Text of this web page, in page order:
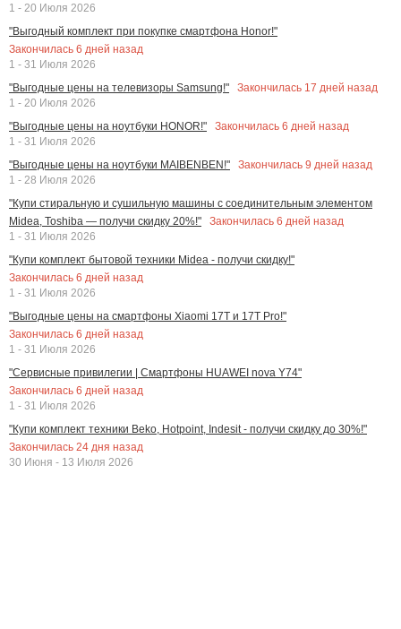
1 - 20 Июля 2026
"Выгодный комплект при покупке смартфона Honor!"
Закончилась 6 дней назад
1 - 31 Июля 2026
"Выгодные цены на телевизоры Samsung!"
Закончилась 17 дней назад
1 - 20 Июля 2026
"Выгодные цены на ноутбуки HONOR!"
Закончилась 6 дней назад
1 - 31 Июля 2026
"Выгодные цены на ноутбуки MAIBENBEN!"
Закончилась 9 дней назад
1 - 28 Июля 2026
"Купи стиральную и сушильную машины с соединительным элементом
Midea, Toshiba — получи скидку 20%!"
Закончилась 6 дней назад
1 - 31 Июля 2026
"Купи комплект бытовой техники Midea - получи скидку!"
Закончилась 6 дней назад
1 - 31 Июля 2026
"Выгодные цены на смартфоны Xiaomi 17T и 17T Pro!"
Закончилась 6 дней назад
1 - 31 Июля 2026
"Сервисные привилегии | Смартфоны HUAWEI nova Y74"
Закончилась 6 дней назад
1 - 31 Июля 2026
"Купи комплект техники Beko, Hotpoint, Indesit - получи скидку до 30%!"
Закончилась 24 дня назад
30 Июня - 13 Июля 2026